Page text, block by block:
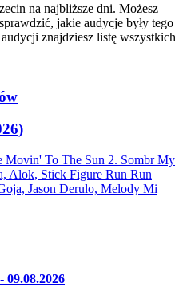
na najbliższe dni. Możesz
jakie audycje były tego
znajdziesz listę wszystkich
Movin' To The Sun 2. Sombr My
Alok, Stick Figure Run Run
Jason Derulo, Melody Mi